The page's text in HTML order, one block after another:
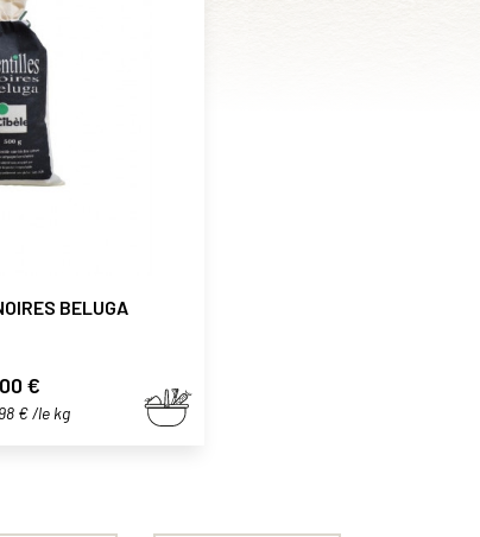
BELUGA
€
€ /le kg